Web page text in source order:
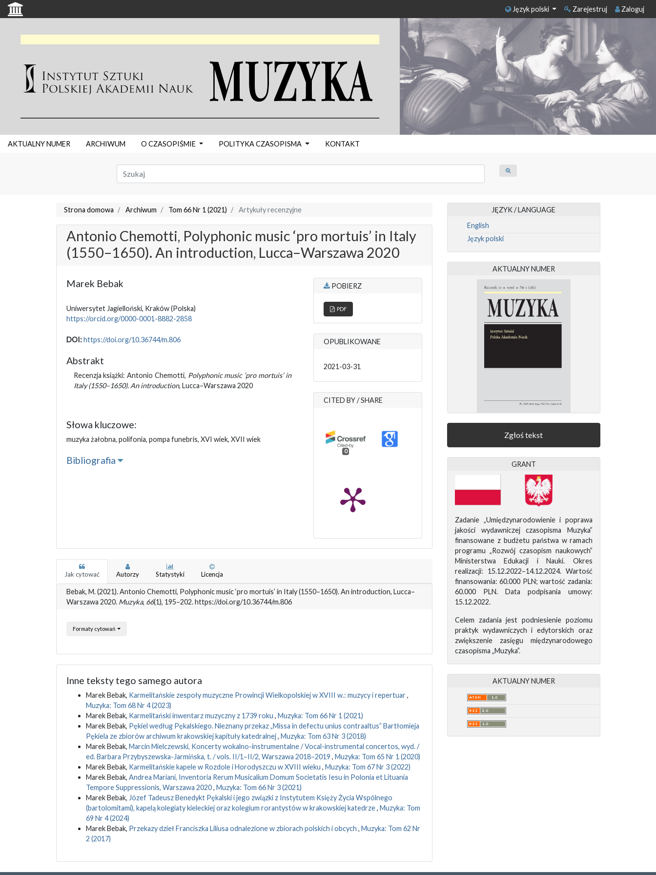
Język polski Zarejestruj Zaloguj
AKTUALNY NUMER ARCHIWUM O CZASOPIŚMIE POLITYKA CZASOPISMA KONTAKT
Strona domowa Archiwum Tom 66 Nr 1 (2021) Artykuły recenzyjne
Antonio Chemotti, Polyphonic music ‘pro mortuis’ in Italy
(1550–1650). An introduction, Lucca–Warszawa 2020
Marek Bebak
Uniwersytet Jagielloński, Kraków(Polska)
https://orcid.org/0000-0001-8882-2858
DOI:https://doi.org/10.36744/m.806
Abstrakt
Recenzja książki: Antonio Chemotti, Polyphonic music ‘pro mortuis’ in
Italy (1550–1650). An introduction, Lucca–Warszawa 2020
Słowa kluczowe:
muzyka żałobna, polifonia, pompa funebris, XVI wiek, XVII wiek
Bibliografia
POBIERZ
PDF
OPUBLIKOWANE
2021-03-31
CITED BY / SHARE
0
Jak cytować Autorzy Statystyki Licencja
Bebak, M. (2021). Antonio Chemotti, Polyphonic music ‘pro mortuis’ in Italy (1550–1650). An introduction, Lucca–
Warszawa 2020. Muzyka, 66(1), 195–202. https://doi.org/10.36744/m.806
Formaty cytowań
Inne teksty tego samego autora
Marek Bebak, Karmelitańskie zespoły muzyczne Prowincji Wielkopolskiej w XVIII w.: muzycy i repertuar,
Muzyka: Tom 68 Nr 4 (2023)
Marek Bebak, Karmelitański inwentarz muzyczny z 1739 roku , Muzyka: Tom 66 Nr 1 (2021)
Marek Bebak, Pękiel według Pękalskiego. Nieznany przekaz „Missa in defectu unius contraaltus” Bartłomieja
Pękiela ze zbiorów archiwum krakowskiej kapituły katedralnej, Muzyka: Tom 63 Nr 3 (2018)
Marek Bebak, Marcin Mielczewski, Koncerty wokalno-instrumentalne / Vocal-instrumental concertos, wyd. /
ed. Barbara Przybyszewska-Jarmińska, t. / vols. II/1–II/2, Warszawa 2018–2019 , Muzyka: Tom 65 Nr 1 (2020)
Marek Bebak, Karmelitańskie kapele w Rozdole i Horodyszczu w XVIII wieku , Muzyka: Tom 67 Nr 3 (2022)
Marek Bebak, Andrea Mariani, Inventoria Rerum Musicalium Domum Societatis Iesu in Polonia et Lituania
Tempore Suppressionis, Warszawa 2020, Muzyka: Tom 66 Nr 3 (2021)
Marek Bebak, Józef Tadeusz Benedykt Pękalski i jego związki z Instytutem Księży Życia Wspólnego
(bartolomitami), kapelą kolegiaty kieleckiej oraz kolegium rorantystów w krakowskiej katedrze, Muzyka: Tom
69 Nr 4 (2024)
Marek Bebak, Przekazy dzieł Franciszka Liliusa odnalezione w zbiorach polskich i obcych , Muzyka: Tom 62 Nr
2 (2017)
JĘZYK / LANGUAGE
English
Język polski
AKTUALNY NUMER
Zgłoś tekst
GRANT
Zadanie „Umiędzynarodowienie i poprawa
jakości wydawniczej czasopisma Muzyka”
finansowane z budżetu państwa w ramach
programu „Rozwój czasopism naukowych”
Ministerstwa Edukacji i Nauki. Okres
realizacji: 15.12.2022–14.12.2024. Wartość
finansowania: 60.000 PLN; wartość zadania:
60.000 PLN. Data podpisania umowy:
15.12.2022.
Celem zadania jest podniesienie poziomu
praktyk wydawniczych i edytorskich oraz
zwiększenie zasięgu międzynarodowego
czasopisma „Muzyka”.
AKTUALNY NUMER